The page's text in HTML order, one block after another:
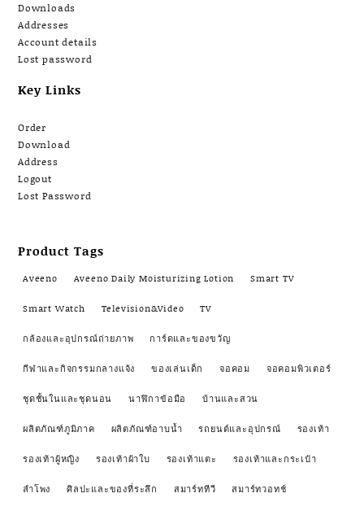
Downloads
Addresses
Account details
Lost password
Key Links
Order
Download
Address
Logout
Lost Password
Product Tags
Aveeno Aveeno Daily Moisturizing Lotion Smart TV
Smart Watch Television&Video TV
กล้องและอุปกรณ์ถ่ายภาพ การ์ดและของขวัญ
กีฬาและกิจกรรมกลางแจ้ง ของเล่นเด็ก จอคอม จอคอมพิวเตอร์
ชุดชั้นในและชุดนอน นาฬิกาข้อมือ บ้านและสวน
ผลิตภัณฑ์ภูมิภาค ผลิตภัณฑ์อาบน้ำ รถยนต์และอุปกรณ์ รองเท้า
รองเท้าผู้หญิง รองเท้าผ้าใบ รองเท้าแตะ รองเท้าและกระเป๋า
ลำโพง ศิลปะและของที่ระลึก สมาร์ททีวี สมาร์ทวอทช์